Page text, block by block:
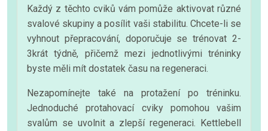
Každý z těchto cviků vám pomůže aktivovat různé
svalové skupiny a posílit vaši stabilitu. Chcete-li se
vyhnout přepracování, doporučuje se trénovat 2-
3krát týdně, přičemž mezi jednotlivými tréninky
byste měli mít dostatek času na regeneraci.
Nezapomínejte také na protažení po tréninku.
Jednoduché protahovací cviky pomohou vašim
svalům se uvolnit a zlepší regeneraci. Kettlebell